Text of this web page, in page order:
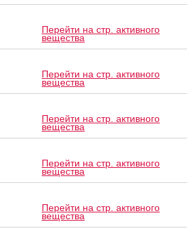
Перейти на стр. активного
вещества
Перейти на стр. активного
вещества
Перейти на стр. активного
вещества
Перейти на стр. активного
вещества
Перейти на стр. активного
вещества